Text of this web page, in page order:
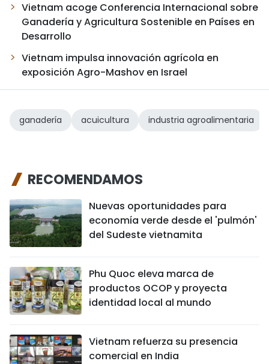
Vietnam acoge Conferencia Internacional sobre
Ganadería y Agricultura Sostenible en Países en
Desarrollo
Vietnam impulsa innovación agrícola en
exposición Agro-Mashov en Israel
ganadería acuicultura industria agroalimentaria
RECOMENDAMOS
Nuevas oportunidades para
economía verde desde el 'pulmón'
del Sudeste vietnamita
Phu Quoc eleva marca de
productos OCOP y proyecta
identidad local al mundo
Vietnam refuerza su presencia
comercial en India